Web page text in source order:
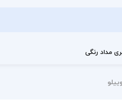
مداد رنگی